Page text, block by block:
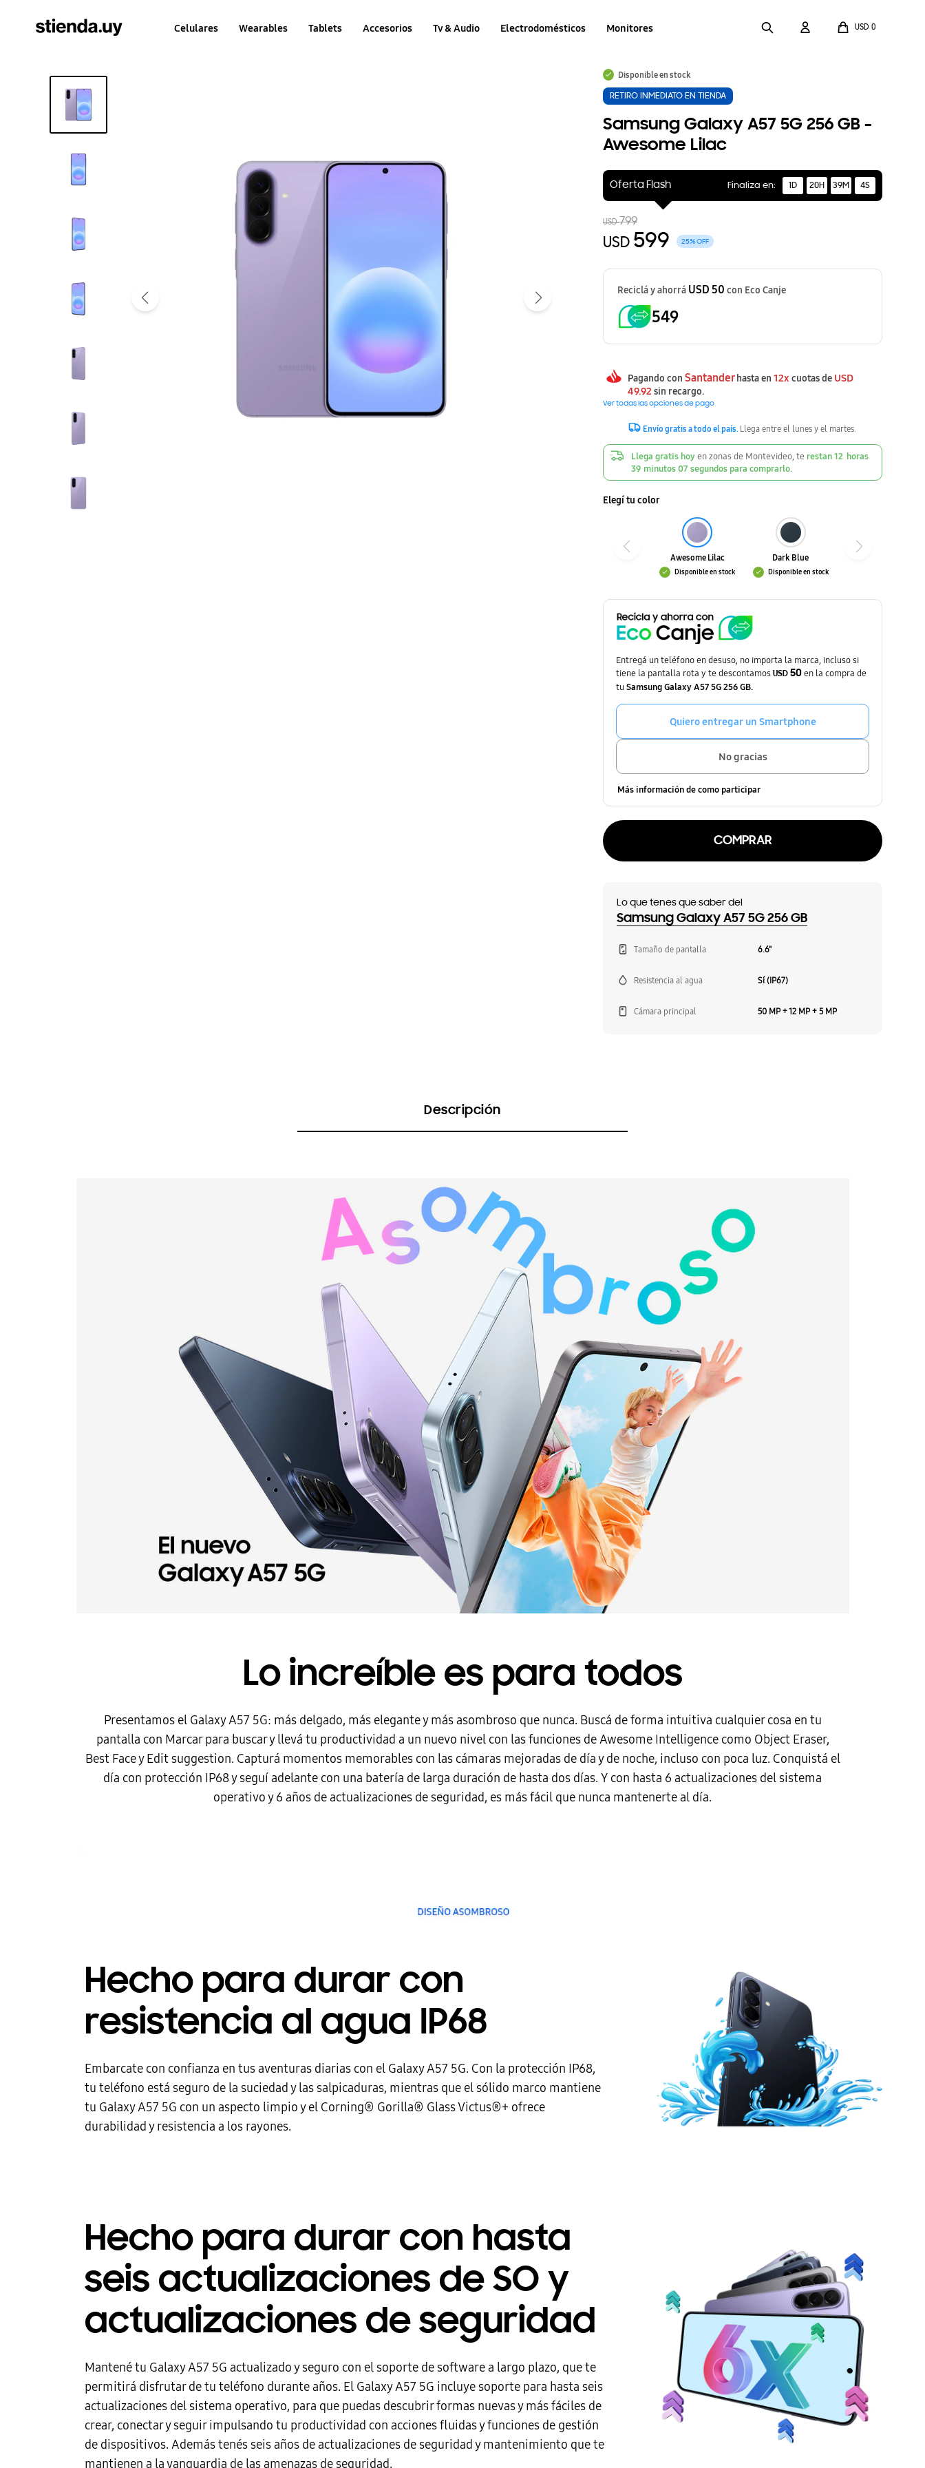
Celulares Wearables Tablets Accesorios Tv & Audio Electrodomésticos Monitores USD 0
Disponible en stock
RETIRO INMEDIATO EN TIENDA
Samsung Galaxy A57 5G 256 GB -
Awesome Lilac
Oferta Flash Finaliza en: 1D 20H 39M 3S
USD 799
USD 599 25
Reciclá y ahorrá USD 50 con Eco Canje
549
Pagando con Santander hasta en 12x cuotas de USD
49.92 sin recargo.
Ver todas las opciones de pago
Envío gratis a todo el país. Llega entre el lunes y el martes.
Llega gratis hoyen zonas de Montevideo, te restan12 horas
39 minutos06 segundos para comprarlo.
Elegí tu color
Awesome Lilac
Disponible en stock
Dark Blue
Disponible en stock
Entregá un teléfono en desuso, no importa la marca, incluso si
tiene la pantalla rota y te descontamos USD 50en la compra de
tu Samsung Galaxy A57 5G 256 GB.
Quiero entregar un Smartphone
No gracias
Más información de como participar
COMPRAR
Lo que tenes que saber del
Samsung Galaxy A57 5G 256 GB
Tamaño de pantalla 6.6"
Resistencia al agua Sí (IP67)
Cámara principal 50 MP + 12 MP + 5 MP
Descripción
Lo increíble es para todos
Presentamos el Galaxy A57 5G: más delgado, más elegante y más asombroso que nunca. Buscá de forma intuitiva cualquier cosa en tu
pantalla con Marcar para buscar y llevá tu productividad a un nuevo nivel con las funciones de Awesome Intelligence como Object Eraser,
Best Face y Edit suggestion. Capturá momentos memorables con las cámaras mejoradas de día y de noche, incluso con poca luz. Conquistá el
día con protección IP68 y seguí adelante con una batería de larga duración de hasta dos días. Y con hasta 6 actualizaciones del sistema
operativo y 6 años de actualizaciones de seguridad, es más fácil que nunca mantenerte al día.
Hecho para durar con
resistencia al agua IP68
Embarcate con confianza en tus aventuras diarias con el Galaxy A57 5G. Con la protección IP68,
tu teléfono está seguro de la suciedad y las salpicaduras, mientras que el sólido marco mantiene
tu Galaxy A57 5G con un aspecto limpio y el Corning® Gorilla® Glass Victus®+ ofrece
durabilidad y resistencia a los rayones.
Hecho para durar con hasta
seis actualizaciones de SO y
actualizaciones de seguridad
Mantené tu Galaxy A57 5G actualizado y seguro con el soporte de software a largo plazo, que te
permitirá disfrutar de tu teléfono durante años. El Galaxy A57 5G incluye soporte para hasta seis
actualizaciones del sistema operativo, para que puedas descubrir formas nuevas y más fáciles de
crear, conectar y seguir impulsando tu productividad con acciones fluidas y funciones de gestión
de dispositivos. Además tenés seis años de actualizaciones de seguridad y mantenimiento que te
mantienen a la vanguardia de las amenazas de seguridad.